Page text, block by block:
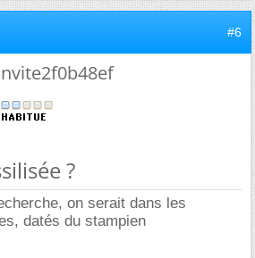
#6
?
on serait dans les
datés du stampien